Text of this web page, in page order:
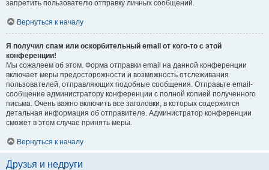
запретить пользователю отправку личных сообщений.
Вернуться к началу
Я получил спам или оскорбительный email от кого-то с этой
конференции!
Мы сожалеем об этом. Форма отправки email на данной конференции
включает меры предосторожности и возможность отслеживания
пользователей, отправляющих подобные сообщения. Отправьте email-
сообщение администратору конференции с полной копией полученного
письма. Очень важно включить все заголовки, в которых содержится
детальная информация об отправителе. Администратор конференции
сможет в этом случае принять меры.
Вернуться к началу
Друзья и недруги